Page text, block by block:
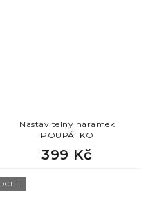
Nastavitelný náramek
POUPÁTKO
399 Kč